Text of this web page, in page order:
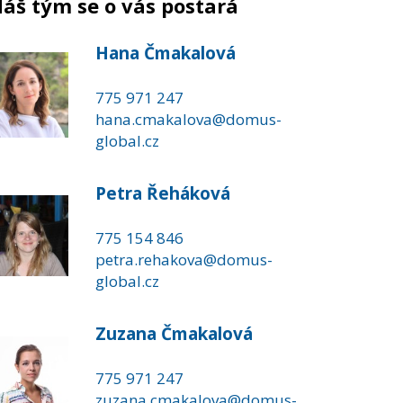
tým se o vás postará
Hana Čmakalová
775 971 247
hana.cmakalova@domus-
global.cz
Petra Řeháková
775 154 846
petra.rehakova@domus-
global.cz
Zuzana Čmakalová
775 971 247